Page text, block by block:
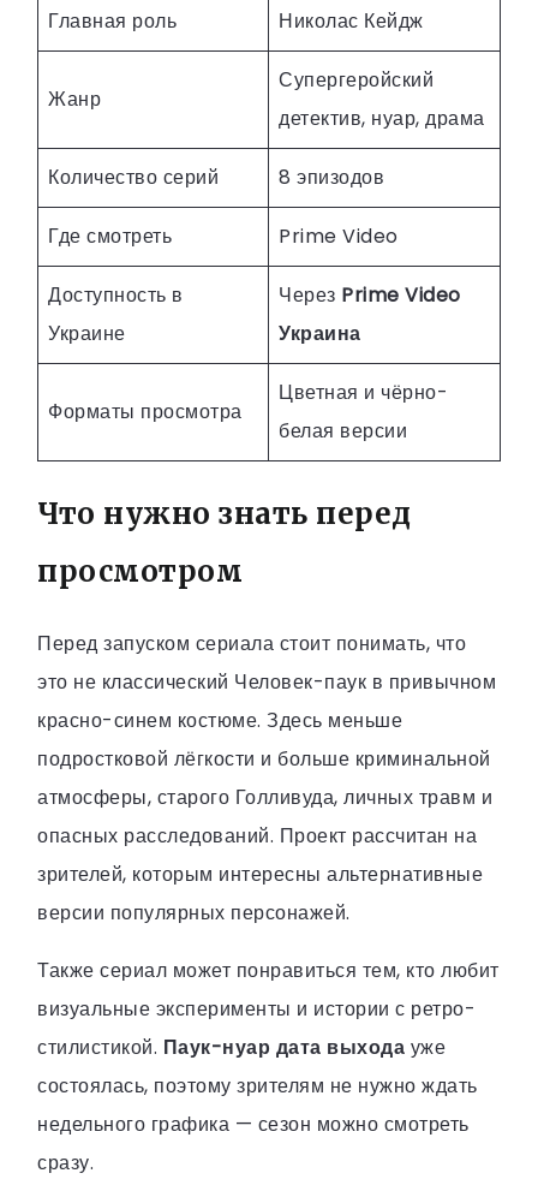
Главная роль Николас Кейдж
Жанр
Супергеройский
детектив, нуар, драма
Количество серий 8 эпизодов
Где смотреть Prime Video
Доступность в
Украине
Через Prime Video
Украина
Форматы просмотра
Цветная и чёрно-
белая версии
Что нужно знать перед
просмотром
Перед запуском сериала стоит понимать, что
это не классический Человек-паук в привычном
красно-синем костюме. Здесь меньше
подростковой лёгкости и больше криминальной
атмосферы, старого Голливуда, личных травм и
опасных расследований. Проект рассчитан на
зрителей, которым интересны альтернативные
версии популярных персонажей.
Также сериал может понравиться тем, кто любит
визуальные эксперименты и истории с ретро-
стилистикой. Паук-нуар дата выхода уже
состоялась, поэтому зрителям не нужно ждать
недельного графика — сезон можно смотреть
сразу.